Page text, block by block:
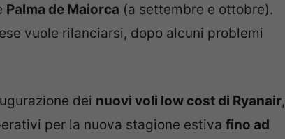
Palma de Maiorca (a settembre e ottobre).
vuole rilanciarsi, dopo alcuni problemi
dei nuovi voli low cost di Ryanair,
per la nuova stagione estiva fino ad